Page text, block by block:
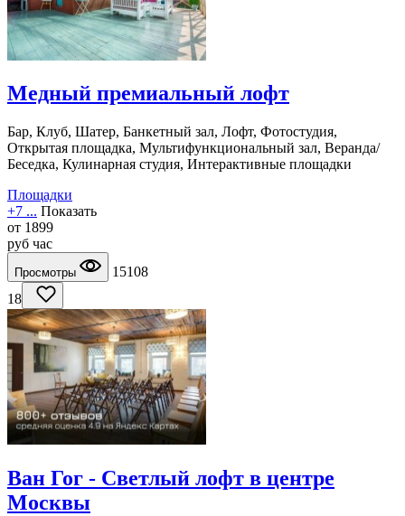
Медный премиальный лофт
Бар, Клуб, Шатер, Банкетный зал, Лофт, Фотостудия,
Открытая площадка, Мультифункциональный зал, Веранда/
Беседка, Кулинарная студия, Интерактивные площадки
Площадки
+7 ... Показать
от 1899
руб час
Просмотры
15108
18
Ван Гог - Светлый лофт в центре
Москвы